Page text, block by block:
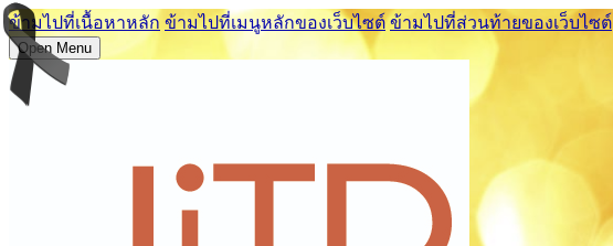
ข้ามไปที่เนื้อหาหลัก ข้ามไปที่เมนูหลักของเว็บไซต์ ข้ามไปที่ส่วนท้ายของเว็บไซต์
Open Menu